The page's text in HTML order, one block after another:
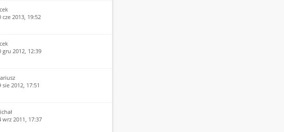
cze 2013, 19:52
gru 2012, 12:39
sie 2012, 17:51
wrz 2011, 17:37